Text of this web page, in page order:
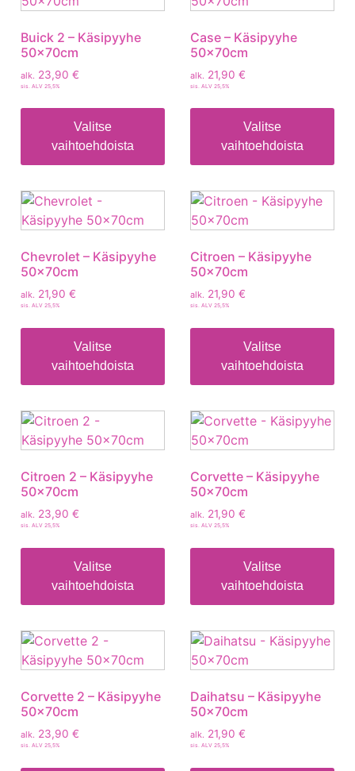
Buick 2 – Käsipyyhe
50x70cm
alk. 23,90 €
sis. ALV 25,5%
Valitse
vaihtoehdoista
Case – Käsipyyhe
50x70cm
alk. 21,90 €
sis. ALV 25,5%
Valitse
vaihtoehdoista
Chevrolet – Käsipyyhe
50x70cm
alk. 21,90 €
sis. ALV 25,5%
Valitse
vaihtoehdoista
Citroen – Käsipyyhe
50x70cm
alk. 21,90 €
sis. ALV 25,5%
Valitse
vaihtoehdoista
Citroen 2 – Käsipyyhe
50x70cm
alk. 23,90 €
sis. ALV 25,5%
Valitse
vaihtoehdoista
Corvette – Käsipyyhe
50x70cm
alk. 21,90 €
sis. ALV 25,5%
Valitse
vaihtoehdoista
Corvette 2 – Käsipyyhe
50x70cm
alk. 23,90 €
sis. ALV 25,5%
Daihatsu – Käsipyyhe
50x70cm
alk. 21,90 €
sis. ALV 25,5%